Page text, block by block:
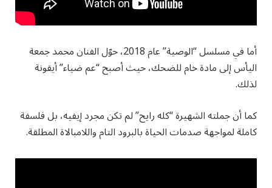
أما في مسلسل “الوصية” عام 2018، حوّل الفنان محمد جمعة
اليأس إلى مادة خام للضحك، حيث أصبح “عم ضياء” أيقونة
لذلك.
كما أن جملته الشهيرة “كله رايح” لم تكن مجرد إيفيه، بل فلسفة
كاملة لمواجهة صدمات الحياة بالبرود التام واللامبالاة المطلقة.